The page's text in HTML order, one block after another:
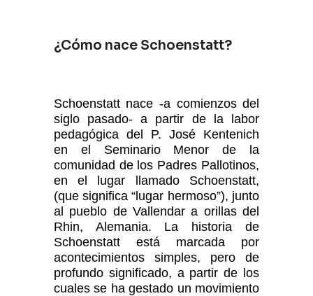
¿Cómo nace Schoenstatt?
Schoenstatt nace -a comienzos del
siglo pasado- a partir de la labor
pedagógica del P. José Kentenich
en el Seminario Menor de la
comunidad de los Padres Pallotinos,
en el lugar llamado Schoenstatt,
(que significa “lugar hermoso”), junto
al pueblo de Vallendar a orillas del
Rhin, Alemania. La historia de
Schoenstatt está marcada por
acontecimientos simples, pero de
profundo significado, a partir de los
cuales se ha gestado un movimiento